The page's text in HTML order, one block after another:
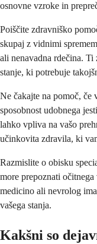
osnovne vzroke in
Poiščite zdravniško
skupaj z vidnimi
ali nenavadna rdečina.
stanje, ki potrebuje
Ne čakajte na pomoč, če
sposobnost udobnega
lahko vpliva na vašo
učinkovita zdravila, ki
Razmislite o obisku
more prepoznati
medicino ali nevrolog
vašega stanja.
Kakšni so